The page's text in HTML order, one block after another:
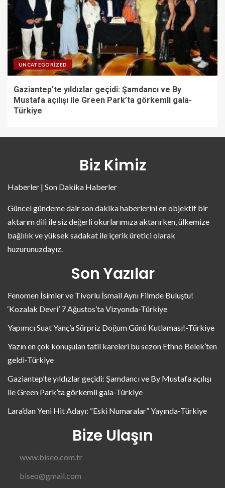
UNCATEGORIZED
Gaziantep’te yıldızlar geçidi: Şamdancı ve By
Mustafa açılışı ile Green Park’ta görkemli gala-
Türkiye
Biz Kimiz
Haberler | Son Dakika Haberler
Güncel gündeme dair son dakika haberlerini en objektif bir
aktarım dili ile siz değerli okurlarımıza aktarırken, ülkemize
bağlılık ve yüksek sadakat ile içerik üretici olarak
huzurunuzdayız.
Son Yazılar
Fenomen İsimler ve Tivorlu İsmail Aynı Filmde Buluştu!
‘Kozalak Devri’ 7 Ağustos’ta Vizyonda-Türkiye
Yapımcı Suat Yanç’a Sürpriz Doğum Günü Kutlaması!-Türkiye
Yazın en çok konuşulan tatil kareleri bu sezon Ethno Belek’ten
geldi-Türkiye
Gaziantep’te yıldızlar geçidi: Şamdancı ve By Mustafa açılışı
ile Green Park’ta görkemli gala-Türkiye
Lara’dan Yeni Hit Adayı: “Eski Numaralar” Yayında-Türkiye
Bize Ulaşın
www.biseo.com.tr
biseo@gmail.com